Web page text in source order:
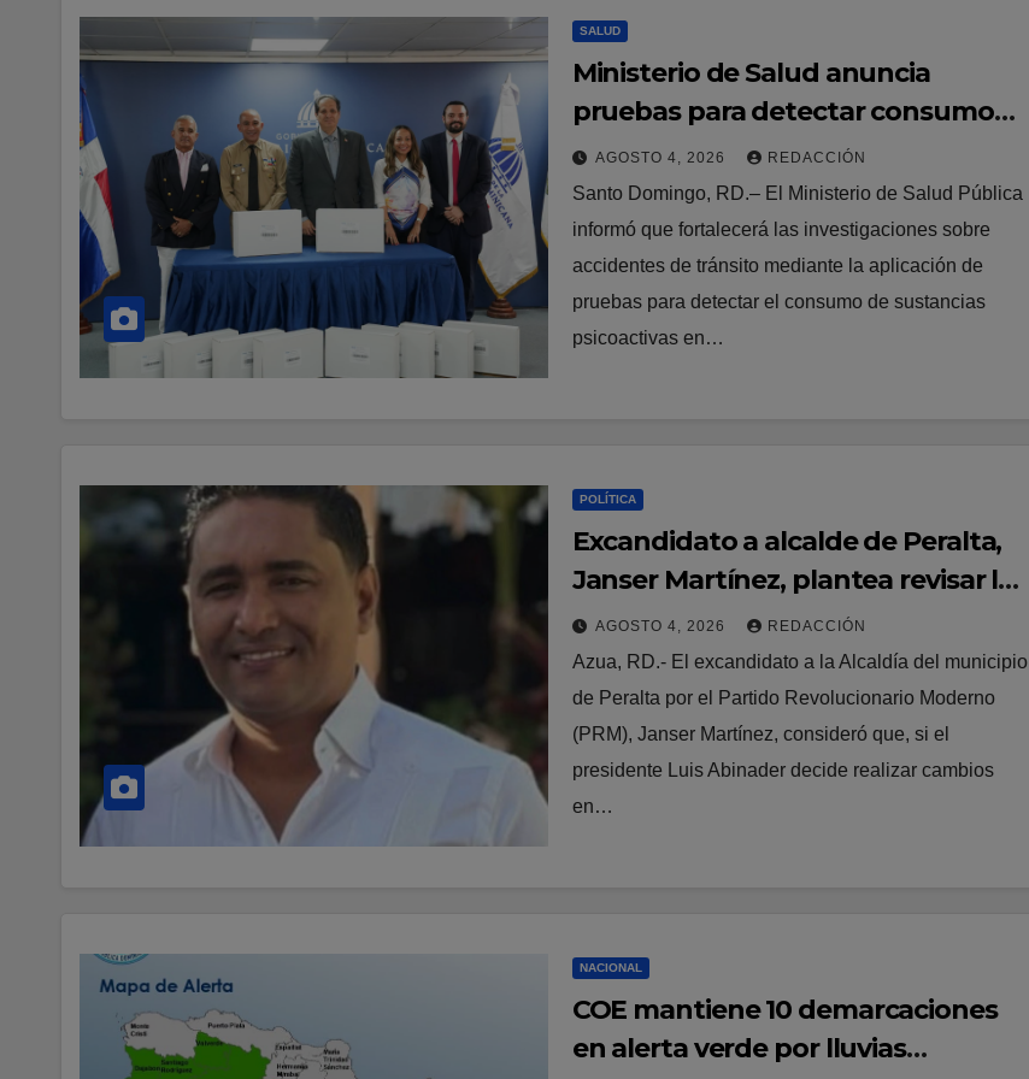
SALUD
Ministerio de Salud anuncia
pruebas para detectar consumo
de sustancias psicoactivas en
conductores involucrados en
accidentes de tránsito
AGOSTO 4, 2026 REDACCIÓN
Santo Domingo, RD.– El Ministerio de Salud Pública
informó que fortalecerá las investigaciones sobre
accidentes de tránsito mediante la aplicación de
pruebas para detectar el consumo de sustancias
psicoactivas en…
POLÍTICA
Excandidato a alcalde de Peralta,
Janser Martínez, plantea revisar los
cargos medios del Gobierno
AGOSTO 4, 2026 REDACCIÓN
Azua, RD.- El excandidato a la Alcaldía del municipio
de Peralta por el Partido Revolucionario Moderno
(PRM), Janser Martínez, consideró que, si el
presidente Luis Abinader decide realizar cambios
en…
NACIONAL
COE mantiene 10 demarcaciones
en alerta verde por lluvias